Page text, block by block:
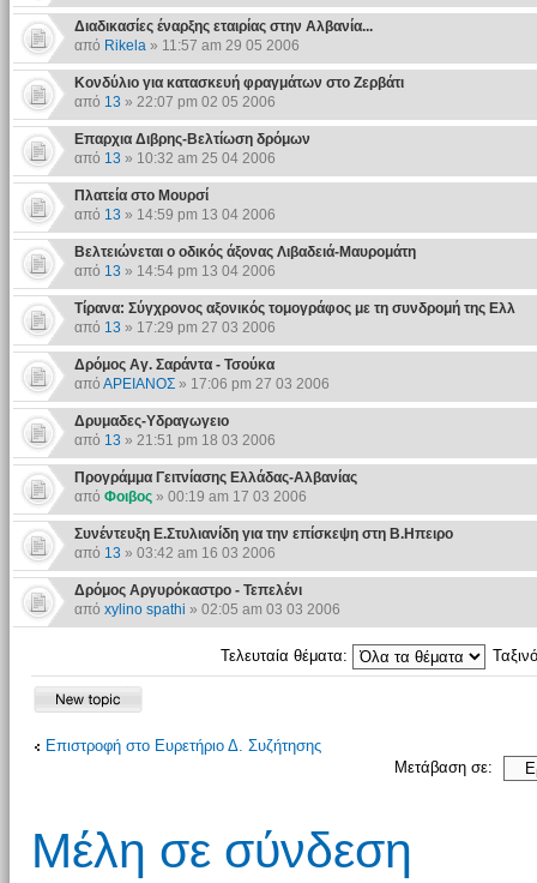
Διαδικασίες έναρξης εταιρίας στην Αλβανία...
από Rikela» 11:57 am 29 05 2006
Κονδύλιο για κατασκευή φραγμάτων στο Ζερβάτι
από 13 » 22:07 pm 02 05 2006
Επαρχια Διβρης-Βελτίωση δρόμων
από 13 » 10:32 am 25 04 2006
Πλατεία στο Μουρσί
από 13 » 14:59 pm 13 04 2006
Βελτειώνεται ο οδικός άξονας Λιβαδειά-Μαυρομάτη
από 13 » 14:54 pm 13 04 2006
Τίρανα: Σύγχρονος αξονικός τομογράφος με τη συνδρομή της Ελλ
από 13 » 17:29 pm 27 03 2006
Δρόμος Αγ. Σαράντα - Τσούκα
από ΑΡΕΙΑΝΟΣ» 17:06 pm 27 03 2006
Δρυμαδες-Υδραγωγειο
από 13 » 21:51 pm 18 03 2006
Προγράμμα Γειτνίασης Ελλάδας-Αλβανίας
από Φοιβος» 00:19 am 17 03 2006
Συνέντευξη Ε.Στυλιανίδη για την επίσκεψη στη Β.Ηπειρο
από 13 » 03:42 am 16 03 2006
Δρόμος Αργυρόκαστρο - Τεπελένι
από xylino spathi » 02:05 am 03 03 2006
Τελευταία θέματα:
Επιστροφή στο Ευρετήριο Δ. Συζήτησης
Μετάβαση σε:
Μέλη σε σύνδεση